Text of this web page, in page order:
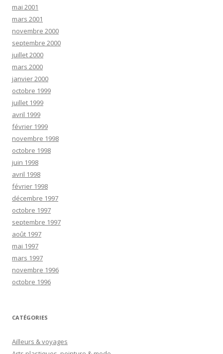
mai 2001
mars 2001
novembre 2000
septembre 2000
juillet 2000
mars 2000
janvier 2000
octobre 1999
juillet 1999
avril 1999
février 1999
novembre 1998
octobre 1998
juin 1998
avril 1998
février 1998
décembre 1997
octobre 1997
septembre 1997
août 1997
mai 1997
mars 1997
novembre 1996
octobre 1996
CATÉGORIES
Ailleurs & voyages